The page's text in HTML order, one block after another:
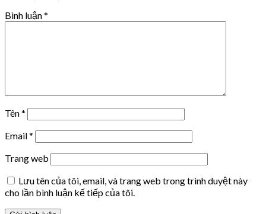
Bình luận*
Tên*
Email*
Trang web
Lưu tên của tôi, email, và trang web trong trình duyệt này
cho lần bình luận kế tiếp của tôi.